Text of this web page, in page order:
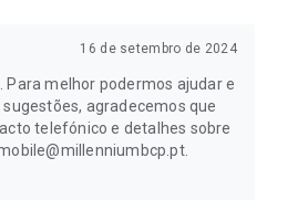
16 de setembro de 2024
Para melhor podermos ajudar e
agradecemos que
telefónico e detalhes sobre